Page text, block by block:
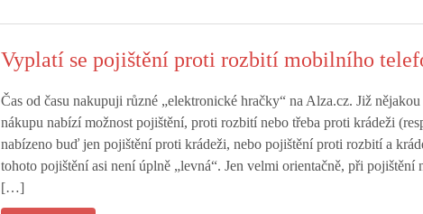
Vyplatí se pojištění proti rozbití mobilního
Čas od času nakupuji různé „elektronické hračky“ na Alza.cz. Již
nákupu nabízí možnost pojištění, proti rozbití nebo třeba proti krádeži
nabízeno buď jen pojištění proti krádeži, nebo pojištění proti rozbití a
tohoto pojištění asi není úplně „levná“. Jen velmi orientačně, při pojištění
[…]